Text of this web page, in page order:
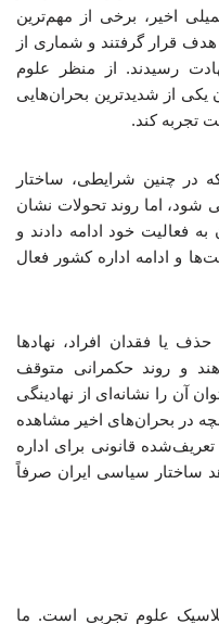
اخیر، برخی از مهم‌ترین
قرار گرفتند و شماری از
رسیدند. از منظر علوم
از شدیدترین بحران‌هایی
تجربه کند.
در چنین شرایطی، ساختار
اما روند تحولات نشان
فعالیت خود ادامه دادند و
و ادامه اداره کشور فعال
یا فقدان افراد، نهادها
و روند حکمرانی متوقف
آن را نشانه‌ای از نهادینگی
در بحران‌های اخیر مشاهده
قانونی برای اداره
ساختار سیاسی ایران صرفاً
علوم تجربی است. ما